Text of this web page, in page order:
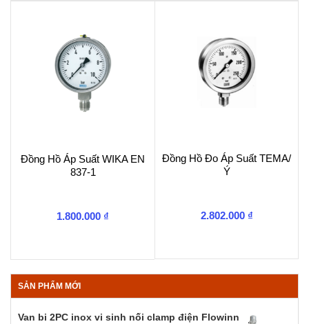
Đồng Hồ Áp Suất WIKA EN
837-1
1.800.000 ₫
Đồng Hồ Đo Áp Suất TEMA/
Ý
2.802.000 ₫
SẢN PHẨM MỚI
Van bi 2PC inox vi sinh nối clamp điện Flowinn